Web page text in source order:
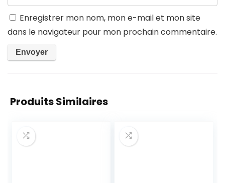
Enregistrer mon nom, mon e-mail et mon site
dans le navigateur pour mon prochain commentaire.
Produits Similaires